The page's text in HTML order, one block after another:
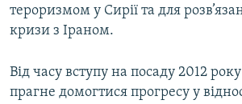
тероризмом у Сирії та для
кризи з Іраном.
Від часу вступу на посаду 2012
прагне домогтися прогресу у